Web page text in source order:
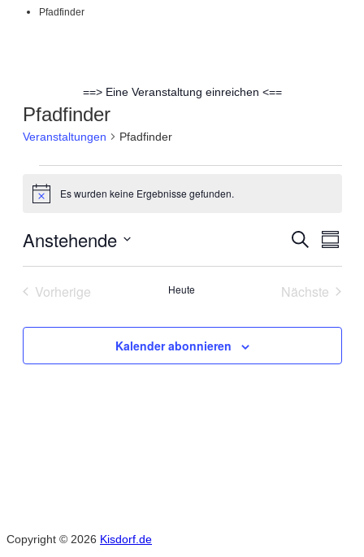
Pfadfinder
==> Eine Veranstaltung einreichen <==
Pfadfinder
Veranstaltungen Pfadfinder
Veranstaltungen
HinweisEs wurden keine Ergebnisse gefunden.
Suche
Suche
Anstehende
Vorherige
Heute
Nächste
Kalender abonnieren
Copyright © 2026 Kisdorf.de